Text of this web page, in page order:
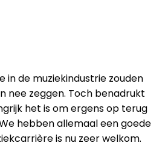
in de muziekindustrie zouden
nee zeggen. Toch benadrukt
het is om ergens op terug
hebben allemaal een goede
is nu zeer welkom.